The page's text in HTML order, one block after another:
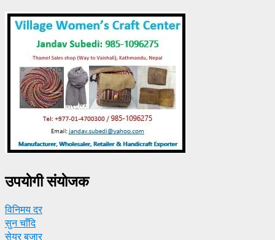
उपयाेगी संयाेजक
विनिमय दर
सुन चाँदि
सेयर बजार